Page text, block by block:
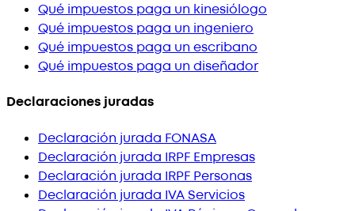
Qué impuestos paga un kinesiólogo
Qué impuestos paga un ingeniero
Qué impuestos paga un escribano
Qué impuestos paga un diseñador
Declaraciones juradas
Declaración jurada FONASA
Declaración jurada IRPF Empresas
Declaración jurada IRPF Personas
Declaración jurada IVA Servicios